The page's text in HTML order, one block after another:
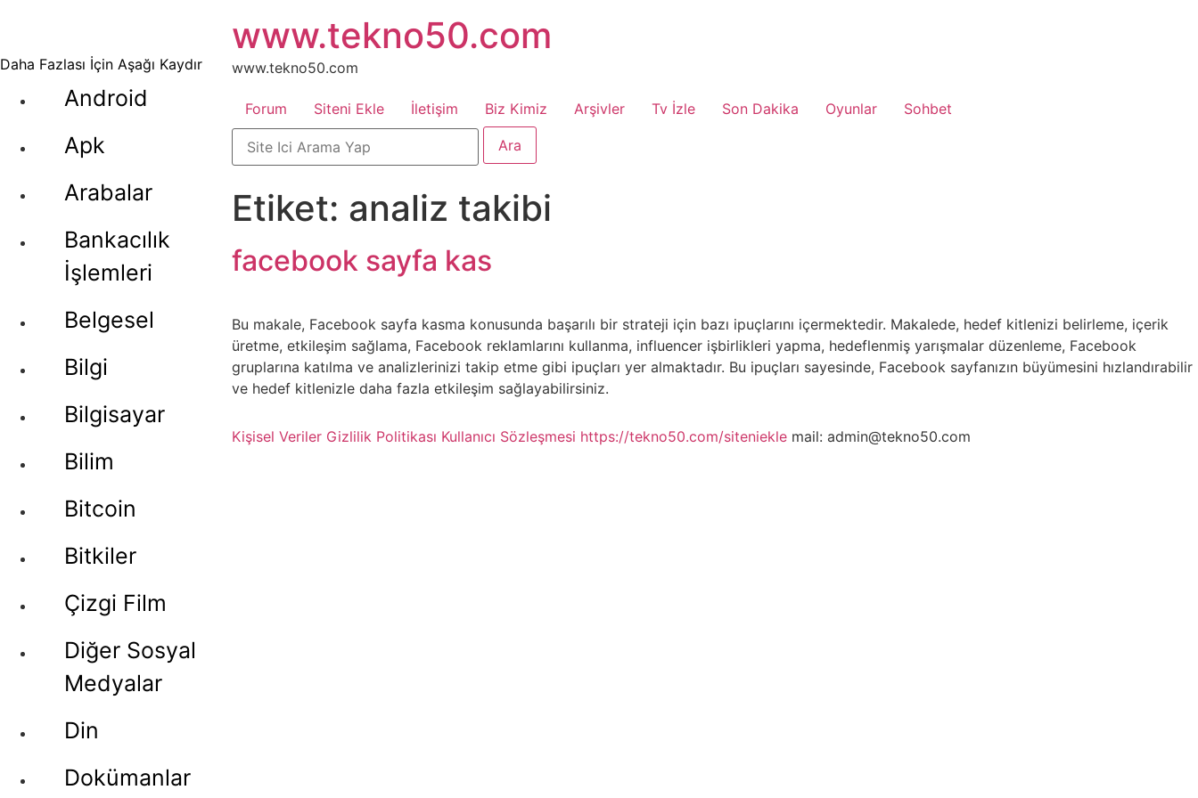
Daha Fazlası İçin Aşağı Kaydır
Android
Apk
Arabalar
Bankacılık
İşlemleri
Belgesel
Bilgi
Bilgisayar
Bilim
Bitcoin
Bitkiler
Çizgi Film
Diğer Sosyal
Medyalar
Din
Dokümanlar
atla
www.tekno50.com
www.tekno50.com
Forum Siteni Ekle İletişim Biz Kimiz Arşivler Tv İzle Son Dakika Oyunlar Sohbet
Etiket: analiz takibi
facebook sayfa kas
Bu makale, Facebook sayfa kasma konusunda başarılı bir strateji için bazı ipuçlarını içermektedir. Makalede, hedef kitlenizi belirleme, içerik
üretme, etkileşim sağlama, Facebook reklamlarını kullanma, influencer işbirlikleri yapma, hedeflenmiş yarışmalar düzenleme, Facebook
gruplarına katılma ve analizlerinizi takip etme gibi ipuçları yer almaktadır. Bu ipuçları sayesinde, Facebook sayfanızın büyümesini hızlandırabilir
ve hedef kitlenizle daha fazla etkileşim sağlayabilirsiniz.
Kişisel Veriler Gizlilik Politikası Kullanıcı Sözleşmesi https://tekno50.com/siteniekle mail: admin@tekno50.com